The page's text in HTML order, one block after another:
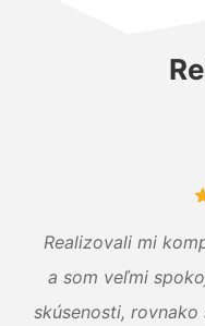
Realizovali mi
a som veľmi
skúsenosti,